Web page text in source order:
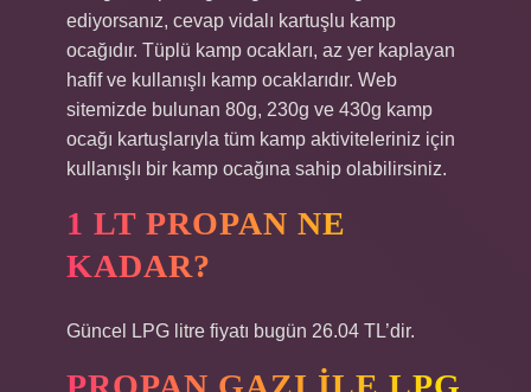
ediyorsanız, cevap vidalı kartuşlu kamp
ocağıdır. Tüplü kamp ocakları, az yer kaplayan
hafif ve kullanışlı kamp ocaklarıdır. Web
sitemizde bulunan 80g, 230g ve 430g kamp
ocağı kartuşlarıyla tüm kamp aktiviteleriniz için
kullanışlı bir kamp ocağına sahip olabilirsiniz.
1 LT PROPAN NE
KADAR?
Güncel LPG litre fiyatı bugün 26.04 TL’dir.